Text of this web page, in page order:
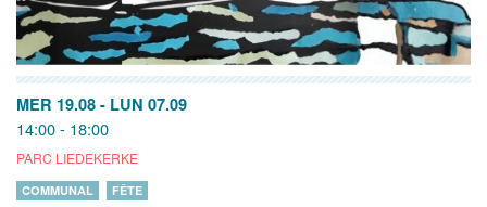
MER 19.08 - LUN 07.09
14:00 - 18:00
PARC LIEDEKERKE
COMMUNAL FÊTE